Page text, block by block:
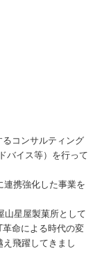
コンサルティング
バイス等）を行って
連携強化した事業を
山星屋製菓所として
命による時代の変
飛躍してきまし